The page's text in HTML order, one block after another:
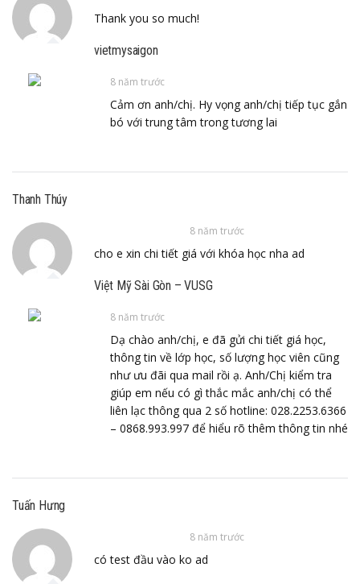
Thank you so much!
vietmysaigon
8 năm trước
Cảm ơn anh/chị. Hy vọng anh/chị tiếp tục gắn
bó với trung tâm trong tương lai
Thanh Thúy
8 năm trước
cho e xin chi tiết giá với khóa học nha ad
Việt Mỹ Sài Gòn – VUSG
8 năm trước
Dạ chào anh/chị, e đã gửi chi tiết giá học,
thông tin về lớp học, số lượng học viên cũng
như ưu đãi qua mail rồi ạ. Anh/Chị kiểm tra
giúp em nếu có gì thắc mắc anh/chị có thể
liên lạc thông qua 2 số hotline: 028.2253.6366
– 0868.993.997 để hiểu rõ thêm thông tin nhé
Tuấn Hưng
8 năm trước
có test đầu vào ko ad